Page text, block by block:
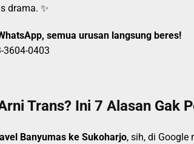
drama. ✨
semua urusan langsung beres!
3604-0403
Trans? Ini 7 Alasan Gak
Banyumas ke Sukoharjo, sih, di Google